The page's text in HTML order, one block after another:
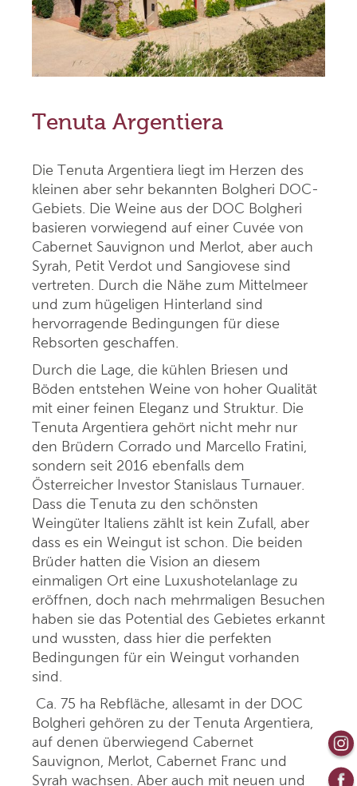
Tenuta Argentiera
Die Tenuta Argentiera liegt im Herzen des
kleinen aber sehr bekannten Bolgheri DOC-
Gebiets. Die Weine aus der DOC Bolgheri
basieren vorwiegend auf einer Cuvée von
Cabernet Sauvignon und Merlot, aber auch
Syrah, Petit Verdot und Sangiovese sind
vertreten. Durch die Nähe zum Mittelmeer
und zum hügeligen Hinterland sind
hervorragende Bedingungen für diese
Rebsorten geschaffen.
Durch die Lage, die kühlen Briesen und
Böden entstehen Weine von hoher Qualität
mit einer feinen Eleganz und Struktur. Die
Tenuta Argentiera gehört nicht mehr nur
den Brüdern Corrado und Marcello Fratini,
sondern seit 2016 ebenfalls dem
Österreicher Investor Stanislaus Turnauer.
Dass die Tenuta zu den schönsten
Weingüter Italiens zählt ist kein Zufall, aber
dass es ein Weingut ist schon. Die beiden
Brüder hatten die Vision an diesem
einmaligen Ort eine Luxushotelanlage zu
eröffnen, doch nach mehrmaligen Besuchen
haben sie das Potential des Gebietes erkannt
und wussten, dass hier die perfekten
Bedingungen für ein Weingut vorhanden
sind.
Ca. 75 ha Rebfläche, allesamt in der DOC
Bolgheri gehören zu der Tenuta Argentiera,
auf denen überwiegend Cabernet
Sauvignon, Merlot, Cabernet Franc und
Syrah wachsen. Aber auch mit neuen und